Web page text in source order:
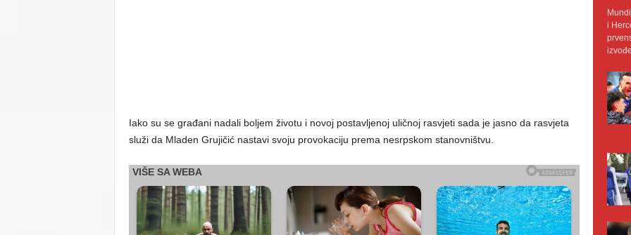
Iako su se građani nadali boljem životu i novoj postavljenoj uličnoj rasvjeti sada je jasno da rasvjeta
služi da Mladen Grujičić nastavi svoju provokaciju prema nesrpskom stanovništvu.
i